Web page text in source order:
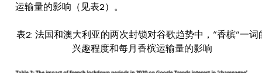
运输量的影响（见表2）。
表2: 法国和澳大利亚的两次封锁对谷歌趋势中，“香槟”一词
兴趣程度和每月香槟运输量的影响